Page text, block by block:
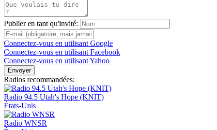
Publier en tant qu'invité:
Connectez-vous en utilisant Google
Connectez-vous en utilisant Facebook
Connectez-vous en utilisant Yahoo
Envoyer
Radios recommandées:
Radio 94.5 Utah's Hope (KNIT)
États-Unis
Radio WNSR